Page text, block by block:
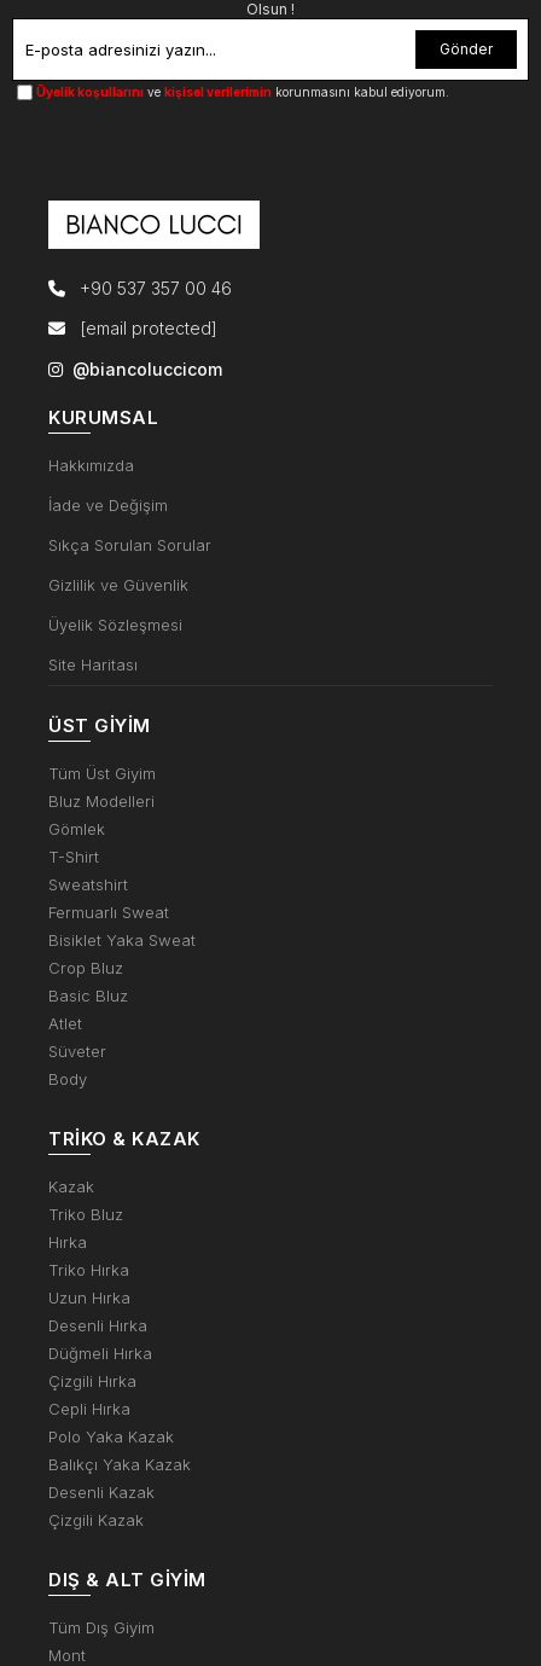
Olsun !
Gönder
Üyelik koşullarını ve kişisel verilerimin korunmasını kabul ediyorum.
+90 537 357 00 46
[email protected]
@biancoluccicom
KURUMSAL
Hakkımızda
İade ve Değişim
Sıkça Sorulan Sorular
Gizlilik ve Güvenlik
Üyelik Sözleşmesi
Site Haritası
ÜST GIYIM
Tüm Üst Giyim
Bluz Modelleri
Gömlek
T-Shirt
Sweatshirt
Fermuarlı Sweat
Bisiklet Yaka Sweat
Crop Bluz
Basic Bluz
Atlet
Süveter
Body
TRIKO & KAZAK
Kazak
Triko Bluz
Hırka
Triko Hırka
Uzun Hırka
Desenli Hırka
Düğmeli Hırka
Çizgili Hırka
Cepli Hırka
Polo Yaka Kazak
Balıkçı Yaka Kazak
Desenli Kazak
Çizgili Kazak
DIŞ & ALT GIYIM
Tüm Dış Giyim
Mont